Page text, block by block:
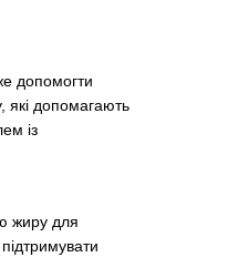
допомогти
які допомагають
із
жиру для